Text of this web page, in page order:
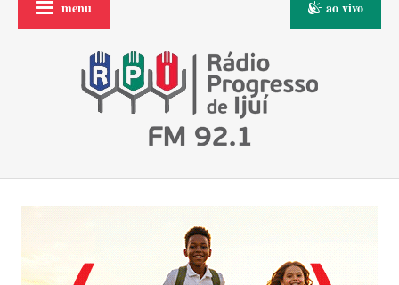
menu ao vivo